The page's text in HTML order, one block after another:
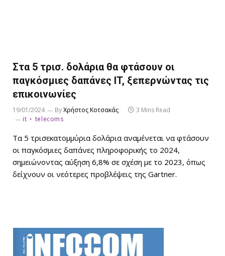
Στα 5 τρισ. δολάρια θα φτάσουν οι
παγκόσμιες δαπάνες IT, ξεπερνώντας τις
επικοινωνίες
19/01/2024 ByΧρήστος Κοτσακάς
3 Mins Read
it
telecoms
Τα 5 τρισεκατομμύρια δολάρια αναμένεται να φτάσουν
οι παγκόσμιες δαπάνες πληροφορικής το 2024,
σημειώνοντας αύξηση 6,8% σε σχέση με το 2023, όπως
δείχνουν οι νεότερες προβλέψεις της Gartner.